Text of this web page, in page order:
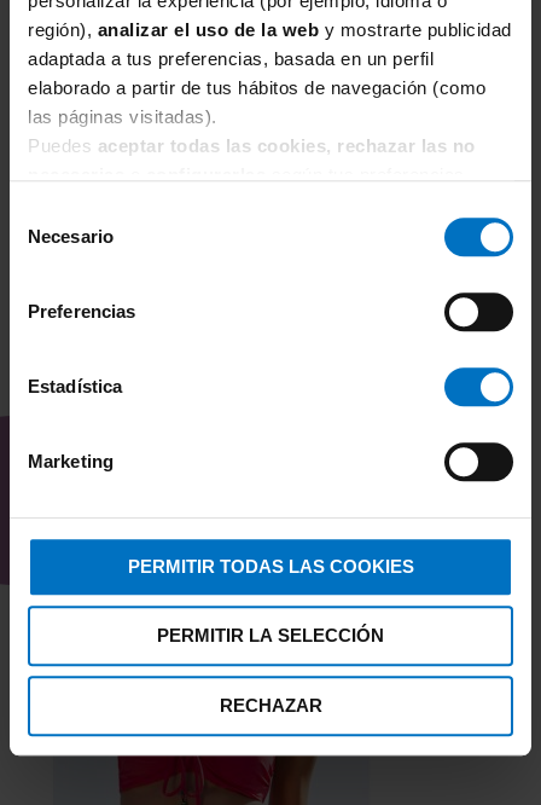
región), analizar el uso de la web y mostrarte publicidad
adaptada a tus preferencias, basada en un perfil
elaborado a partir de tus hábitos de navegación (como
las páginas visitadas).
Puedes aceptar todas las cookies, rechazar las no
Necesario
Preferencias
Estadística
Marketing
PERMITIR TODAS LAS COOKIES
PERMITIR LA SELECCIÓN
RECHAZAR
BEACHLIFE
Parte de abajo bikini Beachlife Teaberry Lucy 570202-
250
28,95 € 17,37 €
TAMBIÉN TE PUEDE